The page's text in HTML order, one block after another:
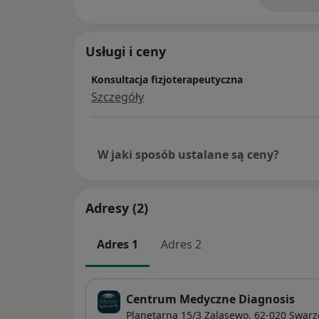
• Masaż głęboki.
• PNF (podstawowy i rozwijający).
• Tworzywa termoplastyczne w terapii ręki.
• Terapia manualna wg szkoły
Usługi i ceny
Konsultacja fizjoterapeutyczna
Szczegóły
W jaki sposób ustalane są ceny?
Adresy (2)
Adres 1 Adres 2
Centrum Medyczne Diagnosis
Planetarna 15/3 Zalasewo, 62-020